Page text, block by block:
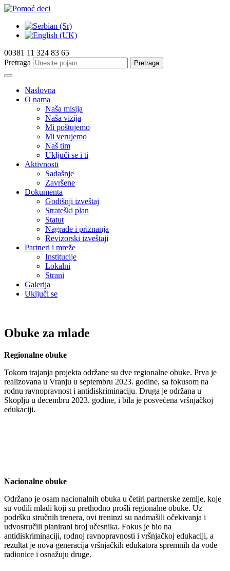
00381 11 324 83 65
Pretraga
Pretraga
Naslovna
O nama
Naša misija
Naša vizija
Mi poštujemo
Mi verujemo
Naš tim
Uključi se i ti
Aktivnosti
Sadašnje
Završene
Dokumenta
Godišnji izveštaj
Strateški plan
Statut
Nagrade i priznanja
Revizorski izveštaji
Partneri i mreže
Institucije
Lokalni
Strani
Galerija
Uključi se
Obuke za mlade
Regionalne obuke
Tokom trajanja projekta održane su dve regionalne obuke. Prva je
realizovana u Vranju u septembru 2023. godine, sa fokusom na
rodnu ravnopravnost i antidiskriminaciju. Druga je održana u
Skoplju u decembru 2023. godine, i bila je posvećena vršnjačkoj
edukaciji.
Nacionalne obuke
Održano je osam nacionalnih obuka u četiri partnerske zemlje, koje
su vodili mladi koji su prethodno prošli regionalne obuke. Uz
podršku stručnih trenera, ovi treninzi su nadmašili očekivanja i
udvostručili planirani broj učesnika. Fokus je bio na
antidiskriminaciji, rodnoj ravnopravnosti i vršnjačkoj edukaciji, a
rezultat je nova generacija vršnjačkih edukatora spremnih da vode
radionice i osnažuju druge.